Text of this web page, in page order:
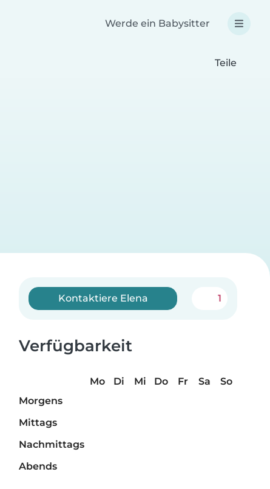
Werde ein Babysitter
Teile
Kontaktiere Elena 1
Verfügbarkeit
Mo Di Mi Do Fr Sa
So
Morgens
Mittags
Nachmittags
Abends